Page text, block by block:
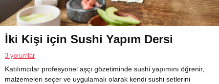
İki Kişi için Sushi Yapım Dersi
3 yorumlar
Katılımcılar profesyonel aşçı gözetiminde sushi yapımını öğrenir,
malzemeleri seçer ve uygulamalı olarak kendi sushi setlerini